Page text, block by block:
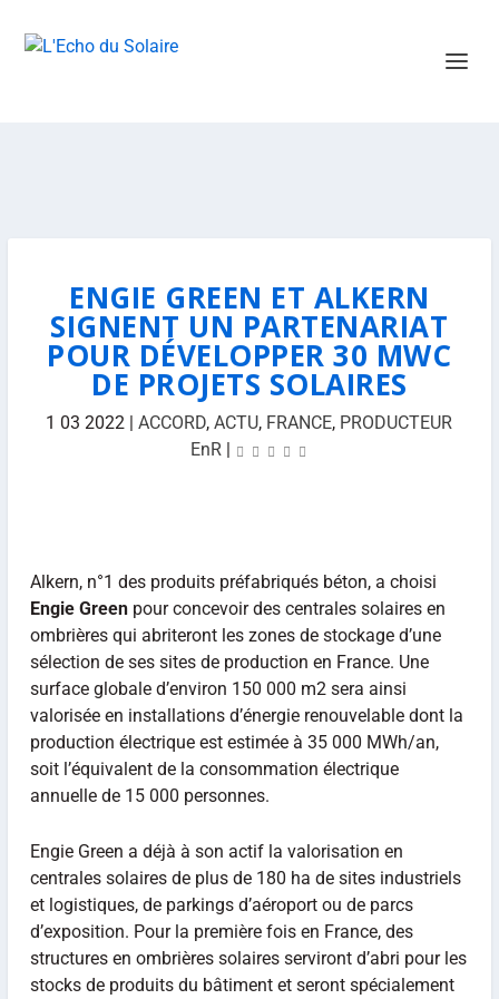
ENGIE GREEN ET ALKERN
SIGNENT UN PARTENARIAT
POUR DÉVELOPPER 30 MWC
DE PROJETS SOLAIRES
1 03 2022 |ACCORD,ACTU, FRANCE, PRODUCTEUR
EnR|
Alkern, n°1 des produits préfabriqués béton, a choisi
Engie Greenpour concevoir des centrales solaires en
ombrières qui abriteront les zones de stockage d’une
sélection de ses sites de production en France. Une
surface globale d’environ 150 000 m2 sera ainsi
valorisée en installations d’énergie renouvelable dont la
production électrique est estimée à 35 000 MWh/an,
soit l’équivalent de la consommation électrique
annuelle de 15 000 personnes.
Engie Green a déjà à son actif la valorisation en
centrales solaires de plus de 180 ha de sites industriels
et logistiques, de parkings d’aéroport ou de parcs
d’exposition. Pour la première fois en France, des
structures en ombrières solaires serviront d’abri pour les
stocks de produits du bâtiment et seront spécialement